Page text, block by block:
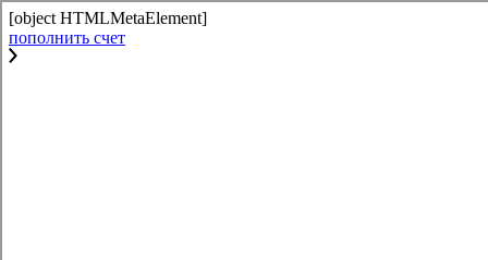
[object HTMLMetaElement]
пополнить счет